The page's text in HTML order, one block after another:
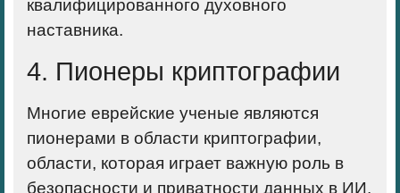
квалифицированного духовного
наставника.
4. Пионеры криптографии
Многие еврейские ученые являются
пионерами в области криптографии,
области, которая играет важную роль в
безопасности и приватности данных в ИИ.